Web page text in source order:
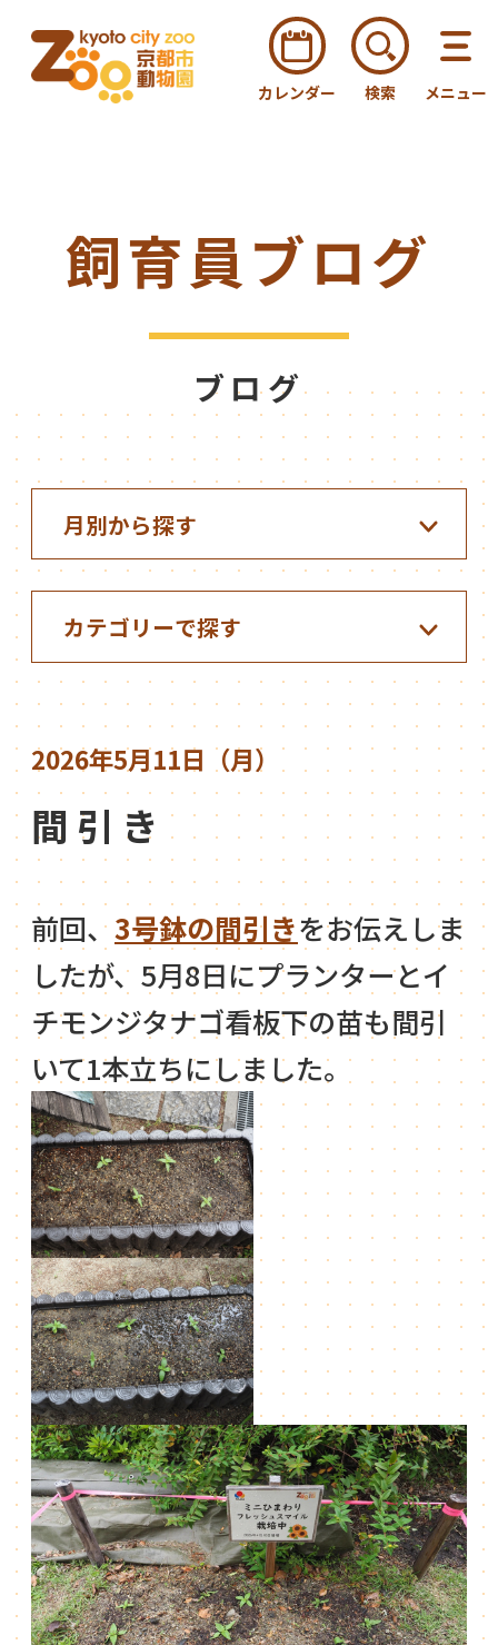
カレンダー 検索 メニュー
飼育員ブログ
ブログ
2026年5月11日（月）
間引き
前回、3号鉢の間引きをお伝えしま
したが、5月8日にプランターとイ
チモンジタナゴ看板下の苗も間引
いて1本立ちにしました。